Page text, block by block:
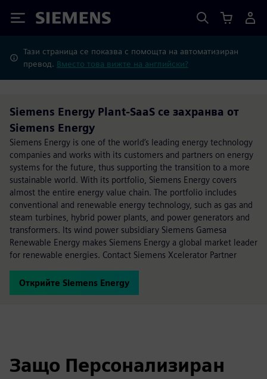
Siemens
Тази страница се показва с помощта на автоматизиран
превод. Вместо това вижте на английски?
Siemens Energy Plant-SaaS се захранва от
Siemens Energy
Siemens Energy is one of the world’s leading energy technology
companies and works with its customers and partners on energy
systems for the future, thus supporting the transition to a more
sustainable world. With its portfolio, Siemens Energy covers
almost the entire energy value chain. The portfolio includes
conventional and renewable energy technology, such as gas and
steam turbines, hybrid power plants, and power generators and
transformers. Its wind power subsidiary Siemens Gamesa
Renewable Energy makes Siemens Energy a global market leader
for renewable energies. Contact Siemens Xcelerator Partner
Открийте Siemens Energy
Защо Персонализиран